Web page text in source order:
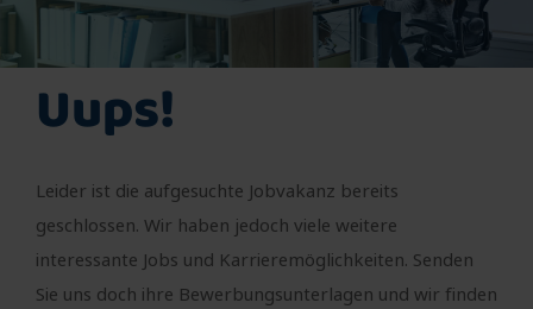
Uups!
Leider ist die aufgesuchte Jobvakanz bereits
geschlossen. Wir haben jedoch viele weitere
interessante Jobs und Karrieremöglichkeiten. Senden
Sie uns doch ihre Bewerbungsunterlagen und wir finden